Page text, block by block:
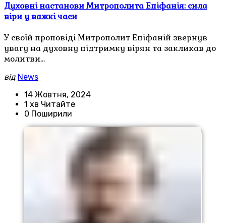
Духовні настанови Митрополита Епіфанія: сила
віри у важкі часи
У своїй проповіді Митрополит Епіфаній звернув
увагу на духовну підтримку вірян та закликав до
молитви…
від News
14 Жовтня, 2024
1 хв Читайте
0 Поширили